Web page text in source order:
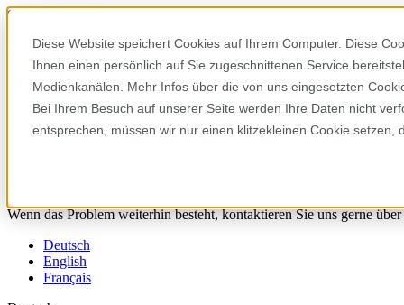
Diese Website speichert Cookies auf Ihrem Computer. Diese
Ihnen einen persönlich auf Sie zugeschnittenen Service
Medienkanälen. Mehr Infos über die von uns eingesetzten
Bei Ihrem Besuch auf unserer Seite werden Ihre Daten nicht
entsprechen, müssen wir nur einen klitzekleinen Cookie setzen,
Skip to content
Hoppla! Da ist etwas schiefgelaufen.
Wenn das Problem weiterhin besteht, kontaktieren Sie uns gerne
Deutsch
English
Français